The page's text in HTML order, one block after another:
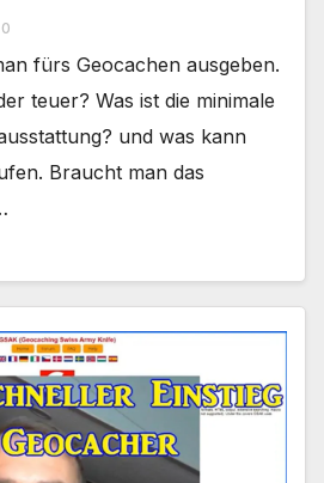
fürs Geocachen ausgeben.
teuer? Was ist die minimale
und was kann
Braucht man das